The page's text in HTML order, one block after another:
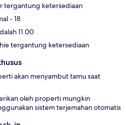
tergantung ketersediaan
- 18
11.00
tergantung ketersediaan
akan menyambut tamu saat
oleh properti mungkin
sistem terjemahan otomatis